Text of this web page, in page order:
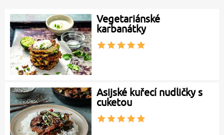
Vegetariánské
karbanátky
Asijské kuřecí nudličky s
cuketou